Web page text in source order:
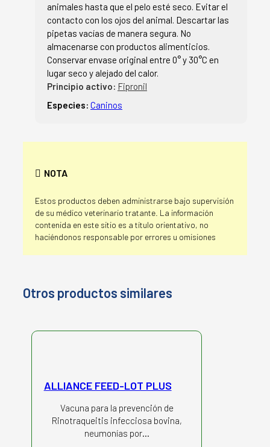
animales hasta que el pelo esté seco. Evitar el
contacto con los ojos del animal. Descartar las
pipetas vacías de manera segura. No
almacenarse con productos alimenticios.
Conservar envase original entre 0° y 30°C en
lugar seco y alejado del calor.
Principio activo: Fipronil
Especies: Caninos
NOTA
Estos productos deben administrarse bajo supervisión
de su médico veterinario tratante. La información
contenida en este sitio es a título orientativo, no
haciéndonos responsable por errores u omisiones
Otros productos similares
ALLIANCE FEED-LOT PLUS
Vacuna para la prevención de
Rinotraqueitis infecciosa bovina,
neumonías por…